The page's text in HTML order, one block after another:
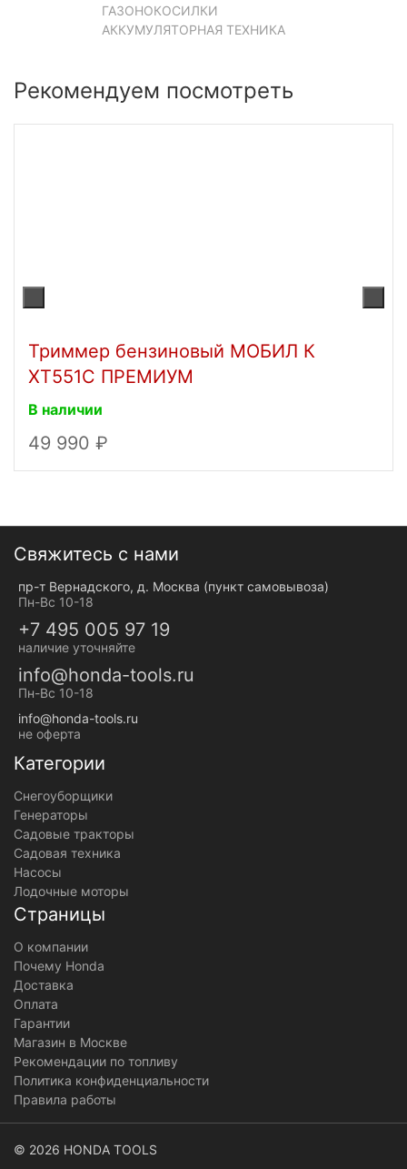
ГАЗОНОКОСИЛКИ
АККУМУЛЯТОРНАЯ ТЕХНИКА
Рекомендуем посмотреть
Триммер бензиновый МОБИЛ К
XT551C ПРЕМИУМ
В наличии
49 990
Свяжитесь с нами
пр-т Вернадского, д. Москва (пункт самовывоза)
Пн-Вс 10-18
+7 495 005 97 19
наличие уточняйте
info@honda-tools.ru
Пн-Вс 10-18
info@honda-tools.ru
не оферта
Категории
Снегоуборщики
Генераторы
Садовые тракторы
Садовая техника
Насосы
Лодочные моторы
Страницы
О компании
Почему Honda
Доставка
Оплата
Гарантии
Магазин в Москве
Рекомендации по топливу
Политика конфиденциальности
Правила работы
© 2026 HONDA TOOLS